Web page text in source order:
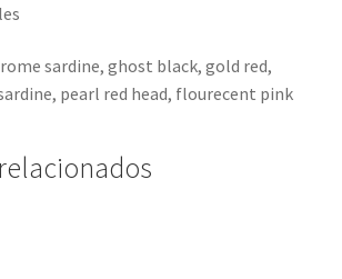
sardine, ghost black, gold red,
pearl red head, flourecent pink